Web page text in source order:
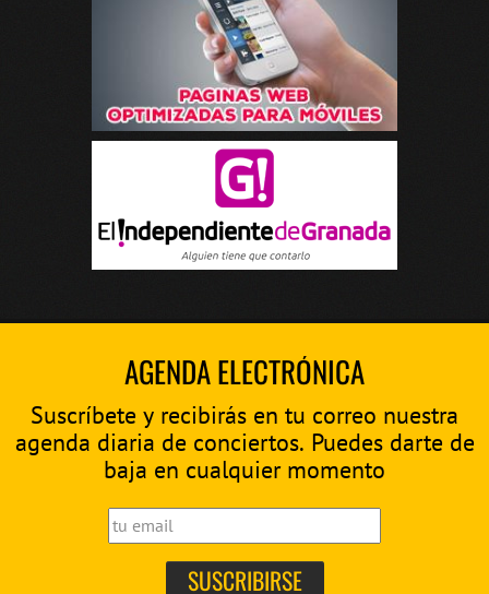
AGENDA ELECTRÓNICA
Suscríbete y recibirás en tu correo nuestra
agenda diaria de conciertos. Puedes darte de
baja en cualquier momento